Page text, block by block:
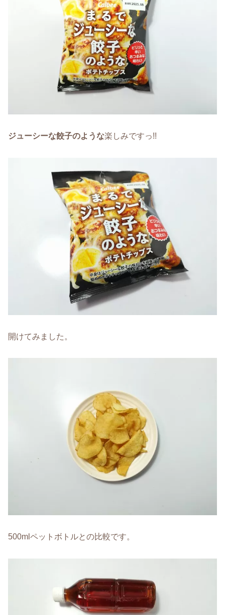
ジューシーな餃子のような楽しみですっ!!
開けてみました。
500mlペットボトルとの比較です。